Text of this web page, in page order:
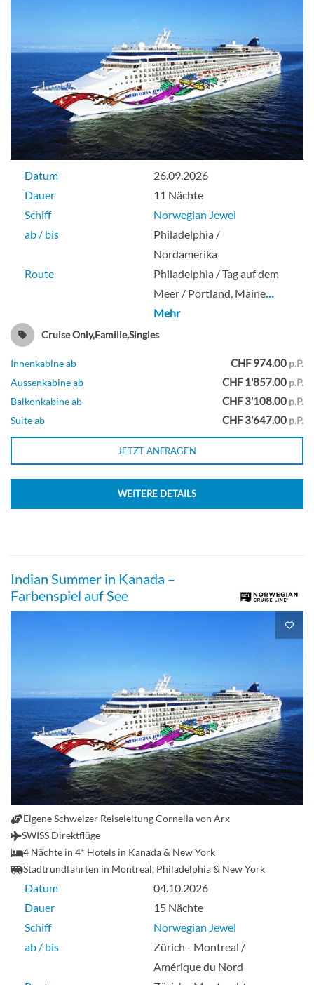
Meeresblickkabine mit eingeschränkter
Sicht-[OK]
Deck 04
Aussenkabine
Meerblickkabine (Sicht eingeschränkt)-
[OX]
Balkon-[S4]
Deck 11
Deluxe Penthouse mit großem Balkon,
Bug-[SD]
Deck 10
Suite
Penthouse mit großem Balkon, Bug-[SF]
Deck 09
Datum
26.09.2026
Dauer
11 Nächte
Schiff
Norwegian Jewel
ab / bis
Philadelphia /
Nordamerika
Route
Philadelphia / Tag auf dem
Meer / Portland, Maine…
Mehr
Cruise Only,Familie,Singles
Innenkabine ab CHF 974.00 p.P.
Aussenkabine ab
CHF 1'857.00 p.P.
Balkonkabine ab
CHF 3'108.00 p.P.
Suite ab
CHF 3'647.00 p.P.
JETZT ANFRAGEN
WEITERE DETAILS
Indian Summer in Kanada –
Farbenspiel auf See
Eigene Schweizer Reiseleitung Cornelia von Arx
SWISS Direktflüge
4 Nächte in 4* Hotels in Kanada & New York
Stadtrundfahrten in Montreal, Philadelphia & New York
Datum
04.10.2026
Dauer
15 Nächte
Schiff
Norwegian Jewel
ab / bis
Zürich - Montreal /
Amérique du Nord